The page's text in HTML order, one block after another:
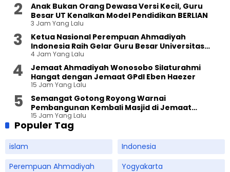
Anak Bukan Orang Dewasa Versi Kecil, Guru
Besar UT Kenalkan Model Pendidikan BERLIAN
3 Jam Yang Lalu
Ketua Nasional Perempuan Ahmadiyah
Indonesia Raih Gelar Guru Besar Universitas
Terbuka
4 Jam Yang Lalu
Jemaat Ahmadiyah Wonosobo Silaturahmi
Hangat dengan Jemaat GPdI Eben Haezer
15 Jam Yang Lalu
Semangat Gotong Royong Warnai
Pembangunan Kembali Masjid di Jemaat
Ahmadiyah Sukapura
15 Jam Yang Lalu
Populer Tag
islam
Indonesia
Perempuan Ahmadiyah
Yogyakarta